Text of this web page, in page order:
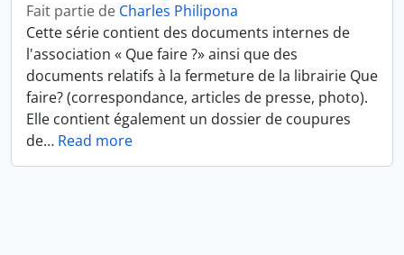
Fait partie de Charles Philipona
Cette série contient des documents internes de
l'association « Que faire ?» ainsi que des
documents relatifs à la fermeture de la librairie Que
faire? (correspondance, articles de presse, photo).
Elle contient également un dossier de coupures
de… Read more